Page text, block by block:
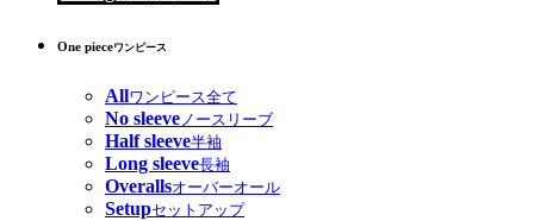
One pieceワンピース
Allワンピース全て
No sleeveノースリーブ
Half sleeve半袖
Long sleeve長袖
Overallsオーバーオール
Setupセットアップ